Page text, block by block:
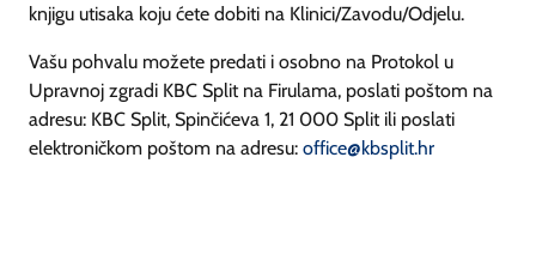
knjigu utisaka koju ćete dobiti na Klinici/Zavodu/Odjelu.
Vašu pohvalu možete predati i osobno na Protokol u
Upravnoj zgradi KBC Split na Firulama, poslati poštom na
adresu: KBC Split, Spinčićeva 1, 21 000 Split ili poslati
elektroničkom poštom na adresu: office@kbsplit.hr